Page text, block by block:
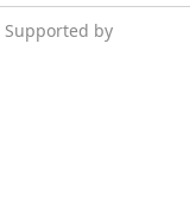
Supported by